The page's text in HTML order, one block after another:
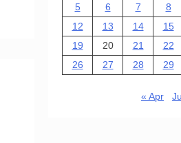
5
6 7 8
12
13 14 15
19
20 21 22
26
27 28 29
« Apr